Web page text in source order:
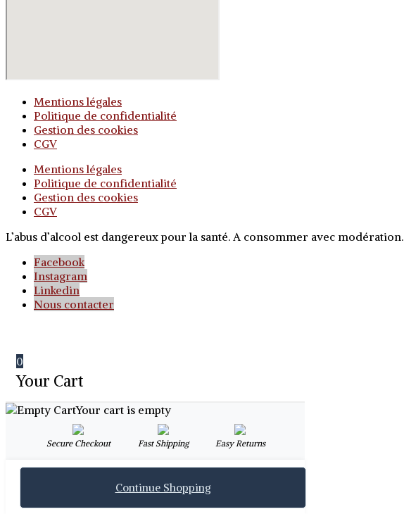
Mentions légales
Politique de confidentialité
Gestion des cookies
CGV
Mentions légales
Politique de confidentialité
Gestion des cookies
CGV
L’abus d’alcool est dangereux pour la santé. A consommer avec modération.
Facebook
Instagram
Linkedin
Nous contacter
0
Your Cart
Your cart is empty
Secure Checkout Fast Shipping Easy Returns
Continue Shopping